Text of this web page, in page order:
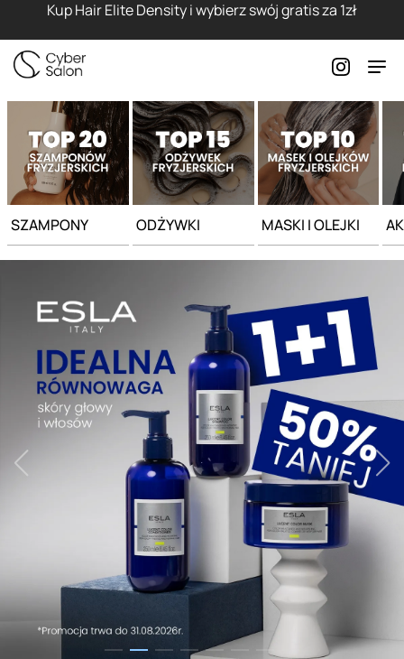
Kup Hair Elite Density i wybierz swój gratis za 1zł
SZAMPONY ODŻYWKI MASKI I OLEJKI
Strona główna - Cyber Salon